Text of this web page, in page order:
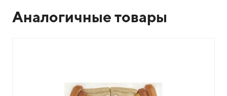
Аналогичные товары